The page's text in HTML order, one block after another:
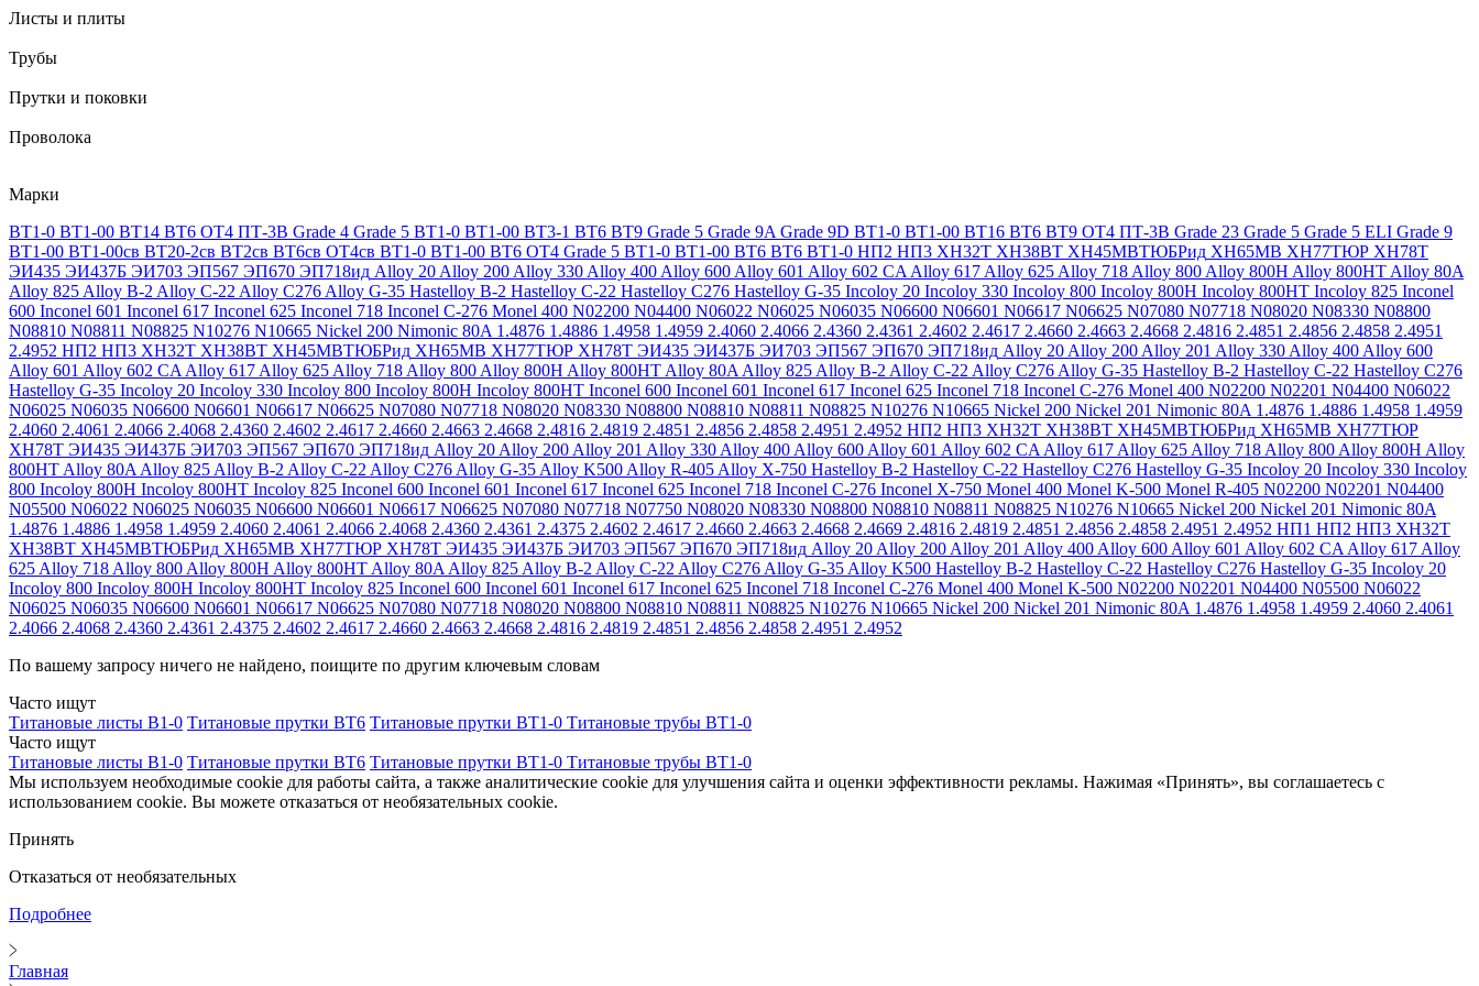
Листы и плиты
Трубы
Прутки и поковки
Проволока
Марки
ВТ1-0 ВТ1-00 ВТ14 ВТ6 ОТ4 ПТ-3В Grade 4 Grade 5 ВТ1-0 ВТ1-00 ВТ3-1 ВТ6 ВТ9 Grade 5 Grade 9A Grade 9D ВТ1-0 ВТ1-00 ВТ16 ВТ6 ВТ9 ОТ4 ПТ-3В Grade 23 Grade 5 Grade 5 ELI Grade 9
ВТ1-00 ВТ1-00св ВТ20-2св ВТ2св ВТ6св ОТ4св ВТ1-0 ВТ1-00 ВТ6 ОТ4 Grade 5 ВТ1-0 ВТ1-00 ВТ6 ВТ6 ВТ1-0 НП2 НП3 ХН32Т ХН38ВТ ХН45МВТЮБРид ХН65МВ ХН77ТЮР ХН78Т
ЭИ435 ЭИ437Б ЭИ703 ЭП567 ЭП670 ЭП718ид Alloy 20 Alloy 200 Alloy 330 Alloy 400 Alloy 600 Alloy 601 Alloy 602 CA Alloy 617 Alloy 625 Alloy 718 Alloy 800 Alloy 800H Alloy 800HT Alloy 80A
Alloy 825 Alloy B-2 Alloy C-22 Alloy C276 Alloy G-35 Hastelloy B-2 Hastelloy C-22 Hastelloy C276 Hastelloy G-35 Incoloy 20 Incoloy 330 Incoloy 800 Incoloy 800H Incoloy 800HT Incoloy 825 Inconel
600 Inconel 601 Inconel 617 Inconel 625 Inconel 718 Inconel C-276 Monel 400 N02200 N04400 N06022 N06025 N06035 N06600 N06601 N06617 N06625 N07080 N07718 N08020 N08330 N08800
N08810 N08811 N08825 N10276 N10665 Nickel 200 Nimonic 80A 1.4876 1.4886 1.4958 1.4959 2.4060 2.4066 2.4360 2.4361 2.4602 2.4617 2.4660 2.4663 2.4668 2.4816 2.4851 2.4856 2.4858 2.4951
2.4952 НП2 НП3 ХН32Т ХН38ВТ ХН45МВТЮБРид ХН65МВ ХН77ТЮР ХН78Т ЭИ435 ЭИ437Б ЭИ703 ЭП567 ЭП670 ЭП718ид Alloy 20 Alloy 200 Alloy 201 Alloy 330 Alloy 400 Alloy 600
Alloy 601 Alloy 602 CA Alloy 617 Alloy 625 Alloy 718 Alloy 800 Alloy 800H Alloy 800HT Alloy 80A Alloy 825 Alloy B-2 Alloy C-22 Alloy C276 Alloy G-35 Hastelloy B-2 Hastelloy C-22 Hastelloy C276
Hastelloy G-35 Incoloy 20 Incoloy 330 Incoloy 800 Incoloy 800H Incoloy 800HT Inconel 600 Inconel 601 Inconel 617 Inconel 625 Inconel 718 Inconel C-276 Monel 400 N02200 N02201 N04400 N06022
N06025 N06035 N06600 N06601 N06617 N06625 N07080 N07718 N08020 N08330 N08800 N08810 N08811 N08825 N10276 N10665 Nickel 200 Nickel 201 Nimonic 80A 1.4876 1.4886 1.4958 1.4959
2.4060 2.4061 2.4066 2.4068 2.4360 2.4602 2.4617 2.4660 2.4663 2.4668 2.4816 2.4819 2.4851 2.4856 2.4858 2.4951 2.4952 НП2 НП3 ХН32Т ХН38ВТ ХН45МВТЮБРид ХН65МВ ХН77ТЮР
ХН78Т ЭИ435 ЭИ437Б ЭИ703 ЭП567 ЭП670 ЭП718ид Alloy 20 Alloy 200 Alloy 201 Alloy 330 Alloy 400 Alloy 600 Alloy 601 Alloy 602 CA Alloy 617 Alloy 625 Alloy 718 Alloy 800 Alloy 800H Alloy
800HT Alloy 80A Alloy 825 Alloy B-2 Alloy C-22 Alloy C276 Alloy G-35 Alloy K500 Alloy R-405 Alloy X-750 Hastelloy B-2 Hastelloy C-22 Hastelloy C276 Hastelloy G-35 Incoloy 20 Incoloy 330 Incoloy
800 Incoloy 800H Incoloy 800HT Incoloy 825 Inconel 600 Inconel 601 Inconel 617 Inconel 625 Inconel 718 Inconel C-276 Inconel X-750 Monel 400 Monel K-500 Monel R-405 N02200 N02201 N04400
N05500 N06022 N06025 N06035 N06600 N06601 N06617 N06625 N07080 N07718 N07750 N08020 N08330 N08800 N08810 N08811 N08825 N10276 N10665 Nickel 200 Nickel 201 Nimonic 80A
1.4876 1.4886 1.4958 1.4959 2.4060 2.4061 2.4066 2.4068 2.4360 2.4361 2.4375 2.4602 2.4617 2.4660 2.4663 2.4668 2.4669 2.4816 2.4819 2.4851 2.4856 2.4858 2.4951 2.4952 НП1 НП2 НП3 ХН32Т
ХН38ВТ ХН45МВТЮБРид ХН65МВ ХН77ТЮР ХН78Т ЭИ435 ЭИ437Б ЭИ703 ЭП567 ЭП670 ЭП718ид Alloy 20 Alloy 200 Alloy 201 Alloy 400 Alloy 600 Alloy 601 Alloy 602 CA Alloy 617 Alloy
625 Alloy 718 Alloy 800 Alloy 800H Alloy 800HT Alloy 80A Alloy 825 Alloy B-2 Alloy C-22 Alloy C276 Alloy G-35 Alloy K500 Hastelloy B-2 Hastelloy C-22 Hastelloy C276 Hastelloy G-35 Incoloy 20
Incoloy 800 Incoloy 800H Incoloy 800HT Incoloy 825 Inconel 600 Inconel 601 Inconel 617 Inconel 625 Inconel 718 Inconel C-276 Monel 400 Monel K-500 N02200 N02201 N04400 N05500 N06022
N06025 N06035 N06600 N06601 N06617 N06625 N07080 N07718 N08020 N08800 N08810 N08811 N08825 N10276 N10665 Nickel 200 Nickel 201 Nimonic 80A 1.4876 1.4958 1.4959 2.4060 2.4061
2.4066 2.4068 2.4360 2.4361 2.4375 2.4602 2.4617 2.4660 2.4663 2.4668 2.4816 2.4819 2.4851 2.4856 2.4858 2.4951 2.4952
По вашему запросу ничего не найдено, поищите по другим ключевым словам
Часто ищут
Титановые листы В1-0 Титановые прутки ВТ6 Титановые прутки ВТ1-0 Титановые трубы ВТ1-0
Часто ищут
Титановые листы В1-0 Титановые прутки ВТ6 Титановые прутки ВТ1-0 Титановые трубы ВТ1-0
Мы используем необходимые cookie для работы сайта, а также аналитические cookie для улучшения сайта и оценки эффективности рекламы. Нажимая «Принять», вы соглашаетесь с
использованием cookie. Вы можете отказаться от необязательных cookie.
Принять
Отказаться от необязательных
Подробнее
Главная